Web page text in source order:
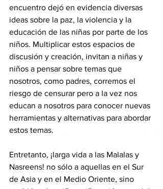
encuentro dejó en evidencia diversas
ideas sobre la paz, la violencia y la
educación de las niñas por parte de los
niños. Multiplicar estos espacios de
discusión y creación, invitan a niñas y
niños a pensar sobre temas que
nosotros, como padres, corremos el
riesgo de censurar pero a la vez nos
educan a nosotros para conocer nuevas
herramientas y alternativas para abordar
estos temas.
Entretanto, ¡larga vida a las Malalas y
Nasreens! no sólo a aquellas en el Sur
de Asia y en el Medio Oriente, sino